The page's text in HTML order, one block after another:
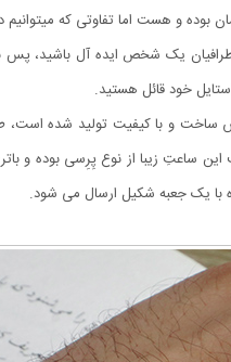
بوده و هست اما تفاوتی که
یک شخص ایده آل باشید،
خود قائل هستید.
ساخت و با کیفیت تولید شده است،
این ساعتِ زیبا از نوع پِرِسی بوده
یک جعبه شکیل ارسال می شود.